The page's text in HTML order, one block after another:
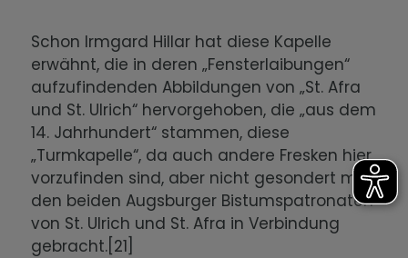
Schon Irmgard Hillar hat diese Kapelle
erwähnt, die in deren „Fensterlaibungen“
aufzufindenden Abbildungen von „St. Afra
und St. Ulrich“ hervorgehoben, die „aus dem
14. Jahrhundert“ stammen, diese
„Turmkapelle“, da auch andere Fresken hier
vorzufinden sind, aber nicht gesondert mit
den beiden Augsburger Bistumspatronaten
von St. Ulrich und St. Afra in Verbindung
gebracht.[21]